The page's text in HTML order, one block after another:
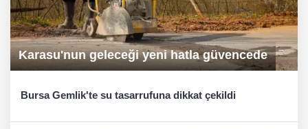
Karasu'nun geleceği yeni hatla güvencede
Bursa Gemlik'te su tasarrufuna dikkat çekildi